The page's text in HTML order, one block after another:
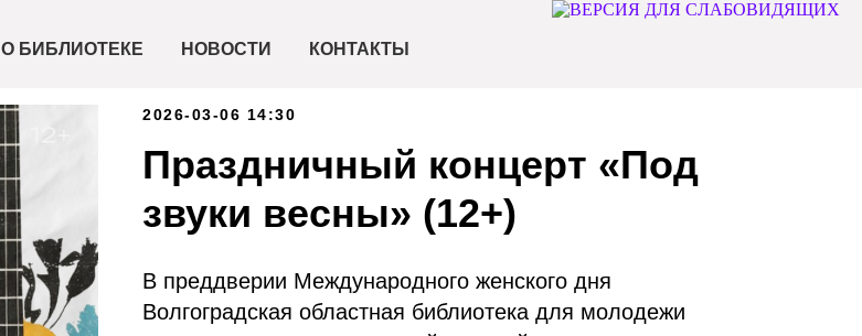
О БИБЛИОТЕКЕ НОВОСТИ КОНТАКТЫ
2026-03-06 14:30
Праздничный концерт «Под
звуки весны» (12+)
В преддверии Международного женского дня
Волгоградская областная библиотека для молодежи